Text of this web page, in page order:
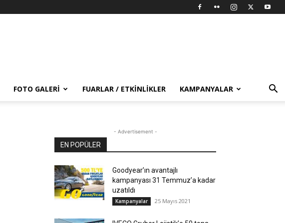
FOTO GALERI FUARLAR / ETKINLIKLER KAMPANYALAR
- Advertisement -
EN POPÜLER
Goodyear’ın avantajlı
kampanyası 31 Temmuz’a kadar
uzatıldı
Kampanyalar 25 Mayıs 2021